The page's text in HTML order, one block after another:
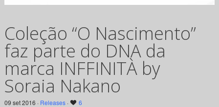
Coleção “O Nascimento”
faz parte do DNA da
marca INFFINITÀ by
Soraia Nakano
09 set 2016 · Releases· 6